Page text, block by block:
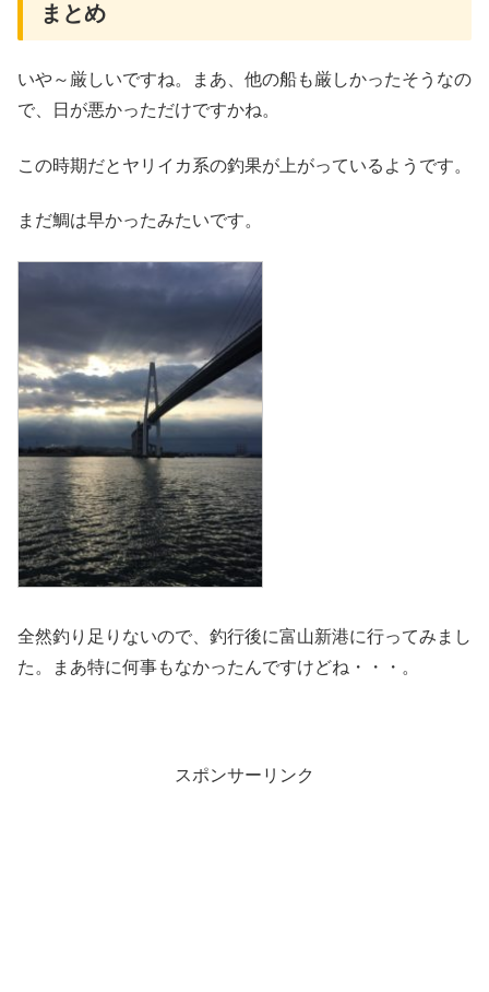
まとめ
いや～厳しいですね。まあ、他の船も厳しかったそうなの
で、日が悪かっただけですかね。
この時期だとヤリイカ系の釣果が上がっているようです。
まだ鯛は早かったみたいです。
全然釣り足りないので、釣行後に富山新港に行ってみまし
た。まあ特に何事もなかったんですけどね・・・。
スポンサーリンク